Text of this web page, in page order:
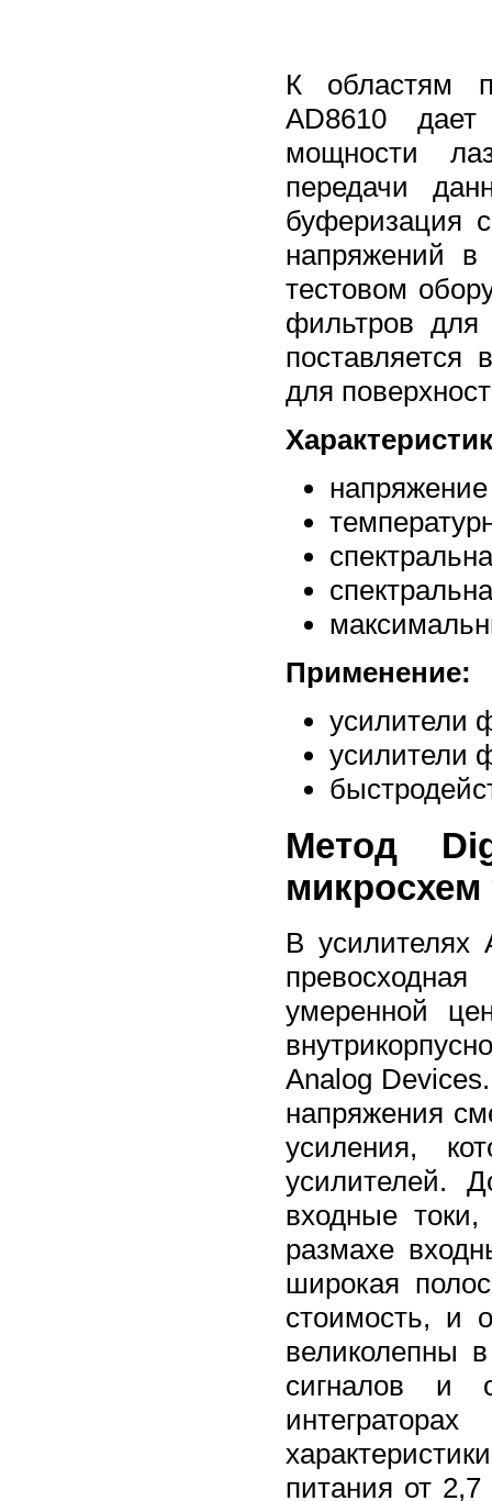
К областям
AD8610
мощности
передачи
буферизация
напряжений в
тестовом
фильтров для
для
Применение:
усилители
усилители
Метод
В усилителях
умеренной
Analog
напряжения
усиления,
усилителей.
входные
размахе
широкая
стоимость, и
великолепны
сигналов и
питания от